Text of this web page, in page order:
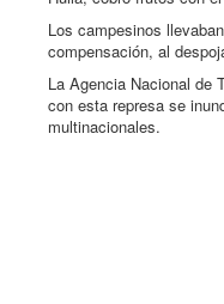
Los campesinos
compensación, al
La Agencia Nacional de
con esta represa se
multinacionales.